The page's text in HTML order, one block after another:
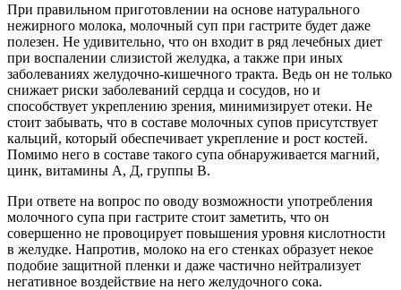
При правильном приготовлении на основе натурального
нежирного молока, молочный суп при гастрите будет даже
полезен. Не удивительно, что он входит в ряд лечебных диет
при воспалении слизистой желудка, а также при иных
заболеваниях желудочно-кишечного тракта. Ведь он не только
снижает риски заболеваний сердца и сосудов, но и
способствует укреплению зрения, минимизирует отеки. Не
стоит забывать, что в составе молочных супов присутствует
кальций, который обеспечивает укрепление и рост костей.
Помимо него в составе такого супа обнаруживается магний,
цинк, витамины А, Д, группы В.
При ответе на вопрос по оводу возможности употребления
молочного супа при гастрите стоит заметить, что он
совершенно не провоцирует повышения уровня кислотности
в желудке. Напротив, молоко на его стенках образует некое
подобие защитной пленки и даже частично нейтрализует
негативное воздействие на него желудочного сока.